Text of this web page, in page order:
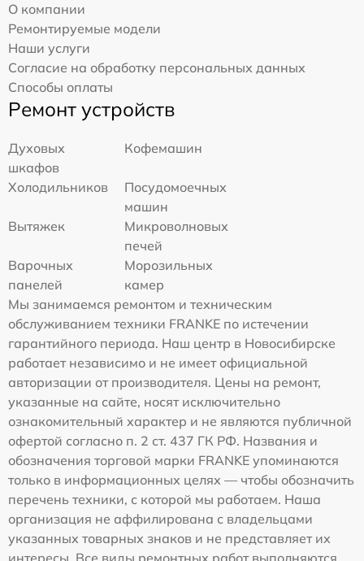
О компании
Ремонтируемые модели
Наши услуги
Согласие на обработку персональных данных
Способы оплаты
Ремонт устройств
Духовых
шкафов
Кофемашин
Холодильников
Посудомоечных
машин
Вытяжек
Микроволновых
печей
Варочных
панелей
Морозильных
камер
Мы занимаемся ремонтом и техническим
обслуживанием техники FRANKE по истечении
гарантийного периода. Наш центр в Новосибирске
работает независимо и не имеет официальной
авторизации от производителя. Цены на ремонт,
указанные на сайте, носят исключительно
ознакомительный характер и не являются публичной
офертой согласно п. 2 ст. 437 ГК РФ. Названия и
обозначения торговой марки FRANKE упоминаются
только в информационных целях — чтобы обозначить
перечень техники, с которой мы работаем. Наша
организация не аффилирована с владельцами
указанных товарных знаков и не представляет их